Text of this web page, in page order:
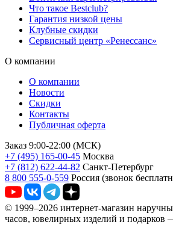
Что такое Bestclub?
Гарантия низкой цены
Клубные скидки
Сервисный центр «Ренессанс»
О компании
О компании
Новости
Скидки
Контакты
Публичная оферта
Заказ 9:00-22:00 (МСК)
+7 (495) 165-00-45 Москва
+7 (812) 622-44-82 Санкт-Петербург
8 800 555-0-559 Россия (звонок
© 1999–2026 интернет-магазин
часов, ювелирных изделий и